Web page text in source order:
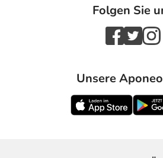
Folgen Sie
Unsere